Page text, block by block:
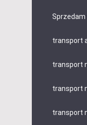
Sprzedam
transport
transport
transport
transport